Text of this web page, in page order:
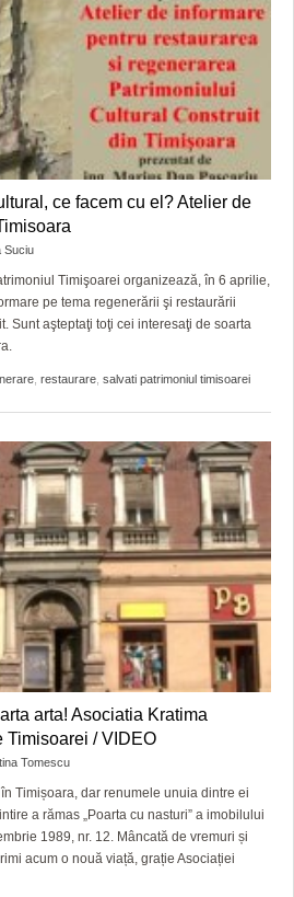
ce facem cu el? Atelier de
Suciu
Timişoarei organizează, în 6 aprilie,
pe tema regenerării şi restaurării
Sunt aşteptaţi toţi cei interesaţi de soarta
restaurare salvati patrimoniul timisoarei
arta! Asociatia Kratima
Timisoarei / VIDEO
Tomescu
Timișoara, dar renumele unuia dintre ei
a rămas „Poarta cu nasturi” a imobilului
1989, nr. 12. Mâncată de vremuri și
acum o nouă viață, grație Asociației